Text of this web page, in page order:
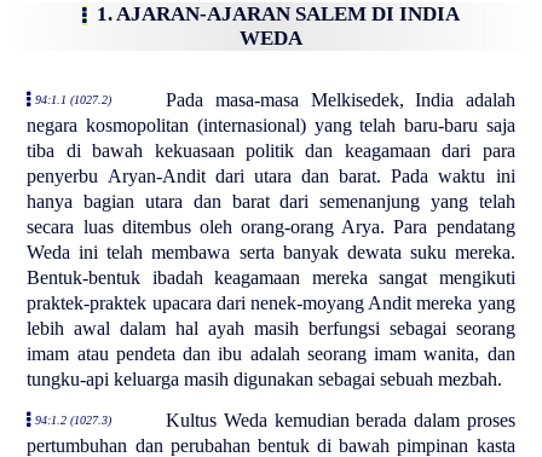
1. AJARAN-AJARAN SALEM DI INDIA
WEDA
94:1.1 (1027.2)
Pada masa-masa Melkisedek, India adalah
negara kosmopolitan (internasional) yang telah baru-baru saja
tiba di bawah kekuasaan politik dan keagamaan dari para
penyerbu Aryan-Andit dari utara dan barat. Pada waktu ini
hanya bagian utara dan barat dari semenanjung yang telah
secara luas ditembus oleh orang-orang Arya. Para pendatang
Weda ini telah membawa serta banyak dewata suku mereka.
Bentuk-bentuk ibadah keagamaan mereka sangat mengikuti
praktek-praktek upacara dari nenek-moyang Andit mereka yang
lebih awal dalam hal ayah masih berfungsi sebagai seorang
imam atau pendeta dan ibu adalah seorang imam wanita, dan
tungku-api keluarga masih digunakan sebagai sebuah mezbah.
94:1.2 (1027.3)
Kultus Weda kemudian berada dalam proses
pertumbuhan dan perubahan bentuk di bawah pimpinan kasta